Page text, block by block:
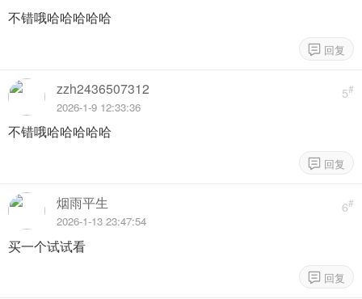
不错哦哈哈哈哈哈
5#
zzh2436507312
2026-1-9 12:33:36
不错哦哈哈哈哈哈
6#
烟雨平生
2026-1-13 23:47:54
买一个试试看